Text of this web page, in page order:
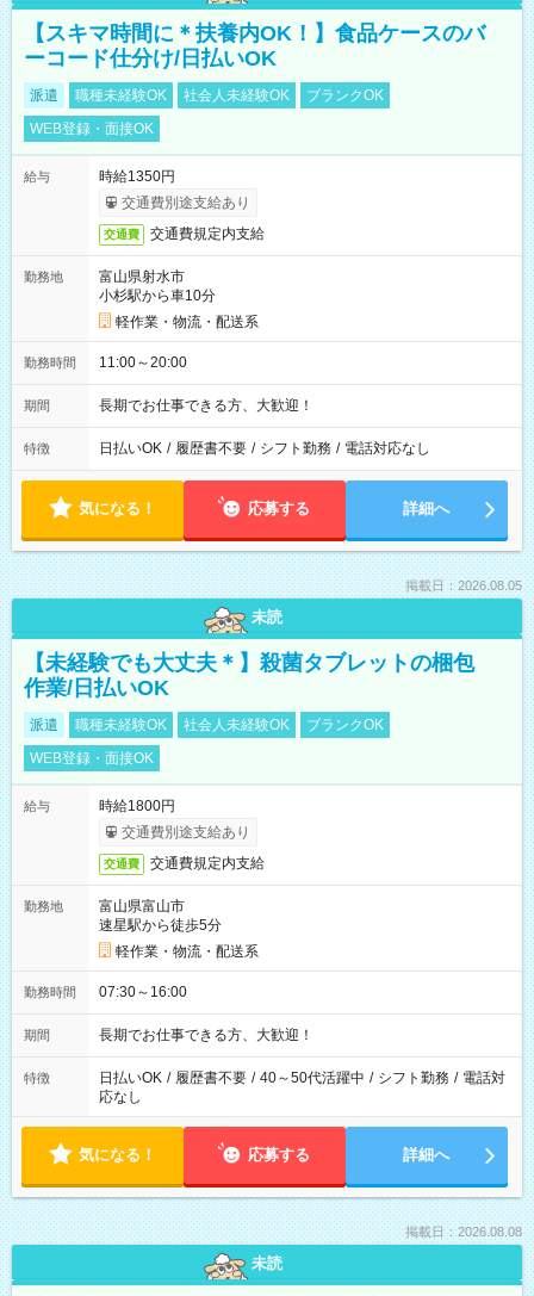
【スキマ時間に＊扶養内OK！】食品ケースのバ
ーコード仕分け/日払いOK
派遣 職種未経験OK 社会人未経験OK
ブランクOK
WEB登録・面接OK
給与
時給1350円
交通費別途支給あり
交通費 交通費規定内支給
勤務地
富山県射水市
小杉駅から車10分
軽作業・物流・配送系
勤務時間 11:00～20:00
期間 長期でお仕事できる方、大歓迎！
特徴 日払いOK / 履歴書不要 / シフト勤務 / 電話対応なし
気になる！ 応募する 詳細へ
掲載日：2026.08.05
未読
【未経験でも大丈夫＊】殺菌タブレットの梱包
作業/日払いOK
派遣 職種未経験OK 社会人未経験OK
ブランクOK
WEB登録・面接OK
給与
時給1800円
交通費別途支給あり
交通費 交通費規定内支給
勤務地
富山県富山市
速星駅から徒歩5分
軽作業・物流・配送系
勤務時間 07:30～16:00
期間 長期でお仕事できる方、大歓迎！
特徴 日払いOK / 履歴書不要 / 40～50代活躍中 / シフト勤務 / 電話対
応なし
気になる！ 応募する 詳細へ
掲載日：2026.08.08
未読